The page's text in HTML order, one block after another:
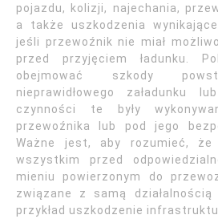
pojazdu, kolizji, najechania,
a także uszkodzenia
jeśli przewoźnik nie miał
przed przyjęciem ładunku.
obejmować szkody
nieprawidłowego załadunku
czynności te były
przewoźnika lub pod jego
Ważne jest, aby rozumieć, że
wszystkim przed
mieniu powierzonym do
związane z samą
przykład uszkodzenie